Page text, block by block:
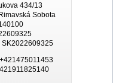
434/13
Sobota
SK2022609325